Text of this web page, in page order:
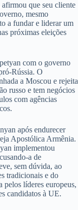
que seu cliente
mesmo
a fundar e liderar um
próximas eleições
com o governo
Rússia. O
a Moscou e rejeita
russo e tem negócios
com agências
após endurecer
Apostólica Armênia.
implementou
a de
sem dúvida, ao
tradicionais e do
líderes europeus,
candidatos à UE.